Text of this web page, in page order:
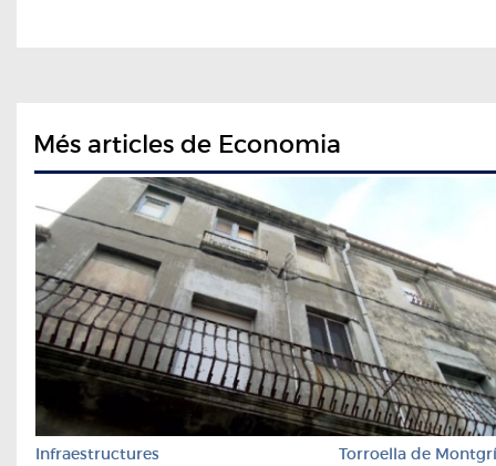
Més articles de Economia
Infraestructures Torroella de Montgrí